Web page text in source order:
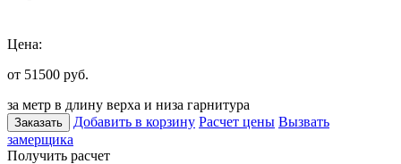
Цена:
от 51500 руб.
за метр в длину верха и низа гарнитура
Заказать Добавить в корзину Расчет цены Вызвать
замерщика
Получить расчет